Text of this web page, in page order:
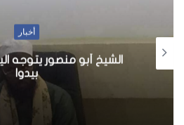
أخبار
الشيخ أبو منصور يتوجه
بيدوا